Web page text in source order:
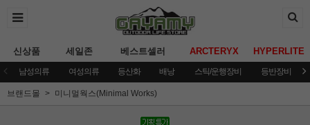
신상품 세일존 베스트셀러 ARCTERYX HYPERLITE
남성의류 여성의류 등산화 배낭 스틱/운행장비 등반장비
브랜드몰 미니멀웍스(Minimal Works)